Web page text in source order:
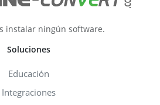
instalar ningún software.
Soluciones
Educación
Integraciones